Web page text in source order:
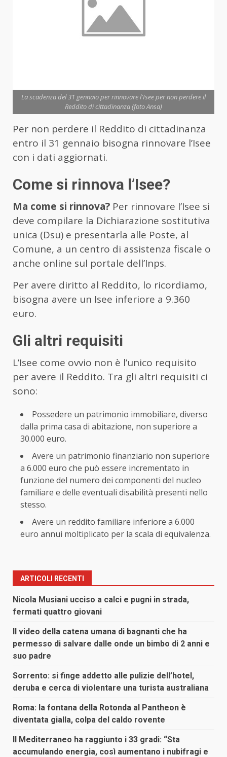
La scadenza del 31 gennaio per rinnovare l'Isee per non perdere il
Reddito di cittadinanza (foto Ansa)
Per non perdere il Reddito di cittadinanza
entro il 31 gennaio bisogna rinnovare l’Isee
con i dati aggiornati.
Come si rinnova l’Isee?
Ma come si rinnova? Per rinnovare l’Isee si
deve compilare la Dichiarazione sostitutiva
unica (Dsu) e presentarla alle Poste, al
Comune, a un centro di assistenza fiscale o
anche online sul portale dell’Inps.
Per avere diritto al Reddito, lo ricordiamo,
bisogna avere un Isee inferiore a 9.360
euro.
Gli altri requisiti
L’Isee come ovvio non è l’unico requisito
per avere il Reddito. Tra gli altri requisiti ci
sono:
Possedere un patrimonio immobiliare, diverso
dalla prima casa di abitazione, non superiore a
30.000 euro.
Avere un patrimonio finanziario non superiore
a 6.000 euro che può essere incrementato in
funzione del numero dei componenti del nucleo
familiare e delle eventuali disabilità presenti nello
stesso.
Avere un reddito familiare inferiore a 6.000
euro annui moltiplicato per la scala di equivalenza.
ARTICOLI RECENTI
Nicola Musiani ucciso a calci e pugni in strada,
fermati quattro giovani
Il video della catena umana di bagnanti che ha
permesso di salvare dalle onde un bimbo di 2 anni e
suo padre
Sorrento: si finge addetto alle pulizie dell’hotel,
deruba e cerca di violentare una turista australiana
Roma: la fontana della Rotonda al Pantheon è
diventata gialla, colpa del caldo rovente
Il Mediterraneo ha raggiunto i 33 gradi: “Sta
accumulando energia, così aumentano i nubifragi e